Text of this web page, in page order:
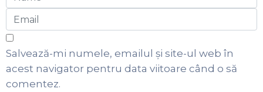
Salvează-mi numele, emailul și site-ul web în
acest navigator pentru data viitoare când o să
comentez.